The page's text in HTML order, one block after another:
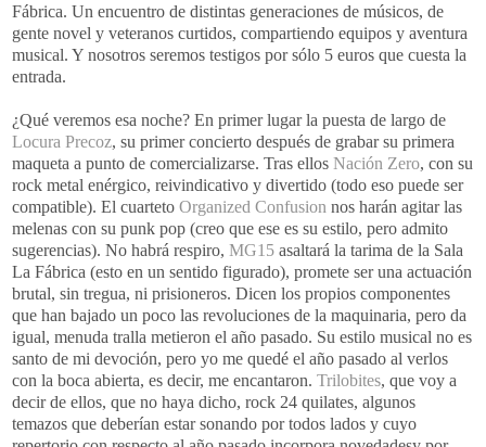
Fábrica. Un encuentro de distintas generaciones de músicos, de
gente novel y veteranos curtidos, compartiendo equipos y aventura
musical. Y nosotros seremos testigos por sólo 5 euros que cuesta la
entrada.
¿Qué veremos esa noche? En primer lugar la puesta de largo de
Locura Precoz, su primer concierto después de grabar su primera
maqueta a punto de comercializarse. Tras ellos Nación Zero, con su
rock metal enérgico, reivindicativo y divertido (todo eso puede ser
compatible). El cuarteto Organized Confusion nos harán agitar las
melenas con su punk pop (creo que ese es su estilo, pero admito
sugerencias). No habrá respiro, MG15 asaltará la tarima de la Sala
La Fábrica (esto en un sentido figurado), promete ser una actuación
brutal, sin tregua, ni prisioneros. Dicen los propios componentes
que han bajado un poco las revoluciones de la maquinaria, pero da
igual, menuda tralla metieron el año pasado. Su estilo musical no es
santo de mi devoción, pero yo me quedé el año pasado al verlos
con la boca abierta, es decir, me encantaron. Trilobites, que voy a
decir de ellos, que no haya dicho, rock 24 quilates, algunos
temazos que deberían estar sonando por todos lados y cuyo